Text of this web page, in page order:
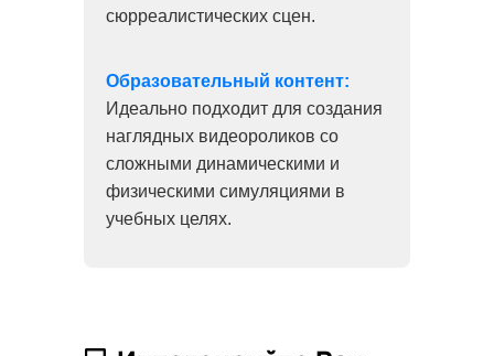
сюрреалистических сцен.
Образовательный контент:
Идеально подходит для создания
наглядных видеороликов со
сложными динамическими и
физическими симуляциями в
учебных целях.